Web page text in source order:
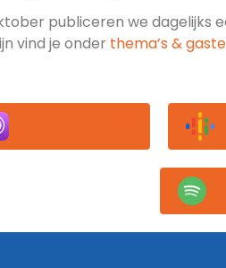
publiceren we dagelijks
vind je onder thema’s &